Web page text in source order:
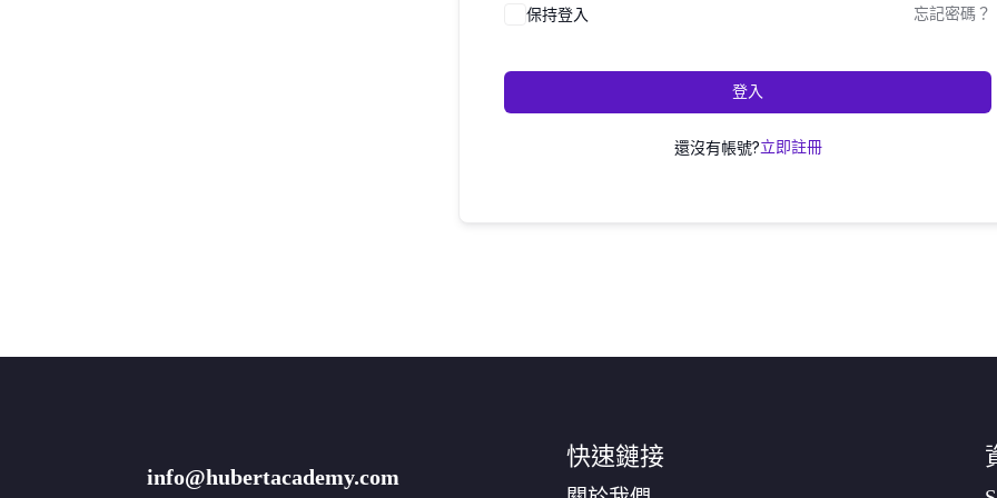
保持登入 忘記密碼？
登入
還沒有帳號?立即註冊
info@hubertacademy.com
快速鏈接